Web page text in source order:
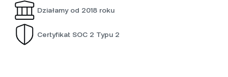
Działamy od 2018 roku
Certyfikat SOC 2 Typu 2